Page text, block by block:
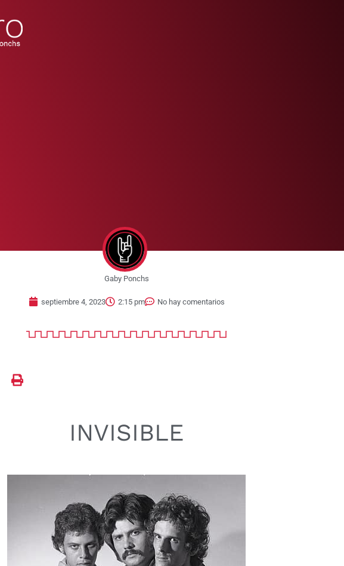
Gaby Ponchs
septiembre 4, 2023 2:15 pm No hay comentarios
INVISIBLE